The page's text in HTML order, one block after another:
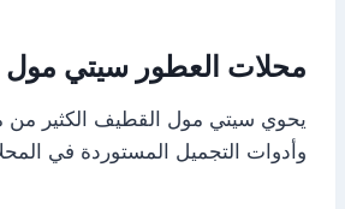
محلات العطور سيتي
يحوي سيتي مول القطيف الكثير من
وأدوات التجميل المستوردة في